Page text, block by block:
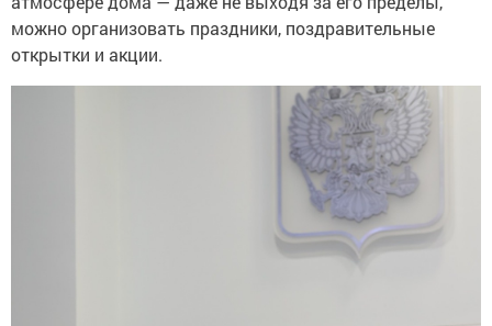
можно организовать праздники, поздравительные
открытки и акции.